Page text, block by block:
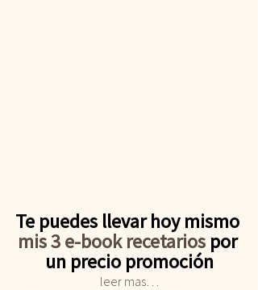
Te puedes llevar hoy mismo
mis 3 e-book recetarios por
un precio promoción
leer mas…